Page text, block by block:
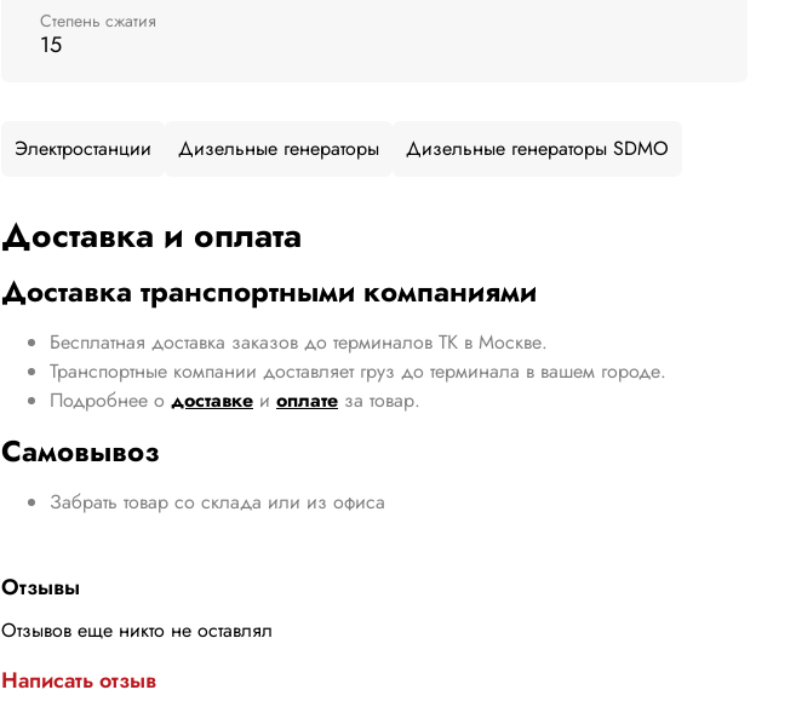
Степень сжатия
15
Электростанции Дизельные генераторы Дизельные генераторы SDMO
Доставка и оплата
Доставка транспортными компаниями
Бесплатная доставка заказов до терминалов ТК в Москве.
Транспортные компании доставляет груз до терминала в вашем городе.
Подробнее о доставке и оплате за товар.
Самовывоз
Забрать товар со склада или из офиса
Отзывы
Отзывов еще никто не оставлял
Написать отзыв